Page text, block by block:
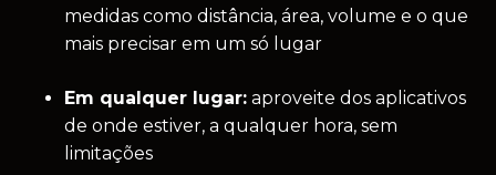
medidas como distância, área, volume e o que
mais precisar em um só lugar
Em qualquer lugar: aproveite dos aplicativos
de onde estiver, a qualquer hora, sem
limitações